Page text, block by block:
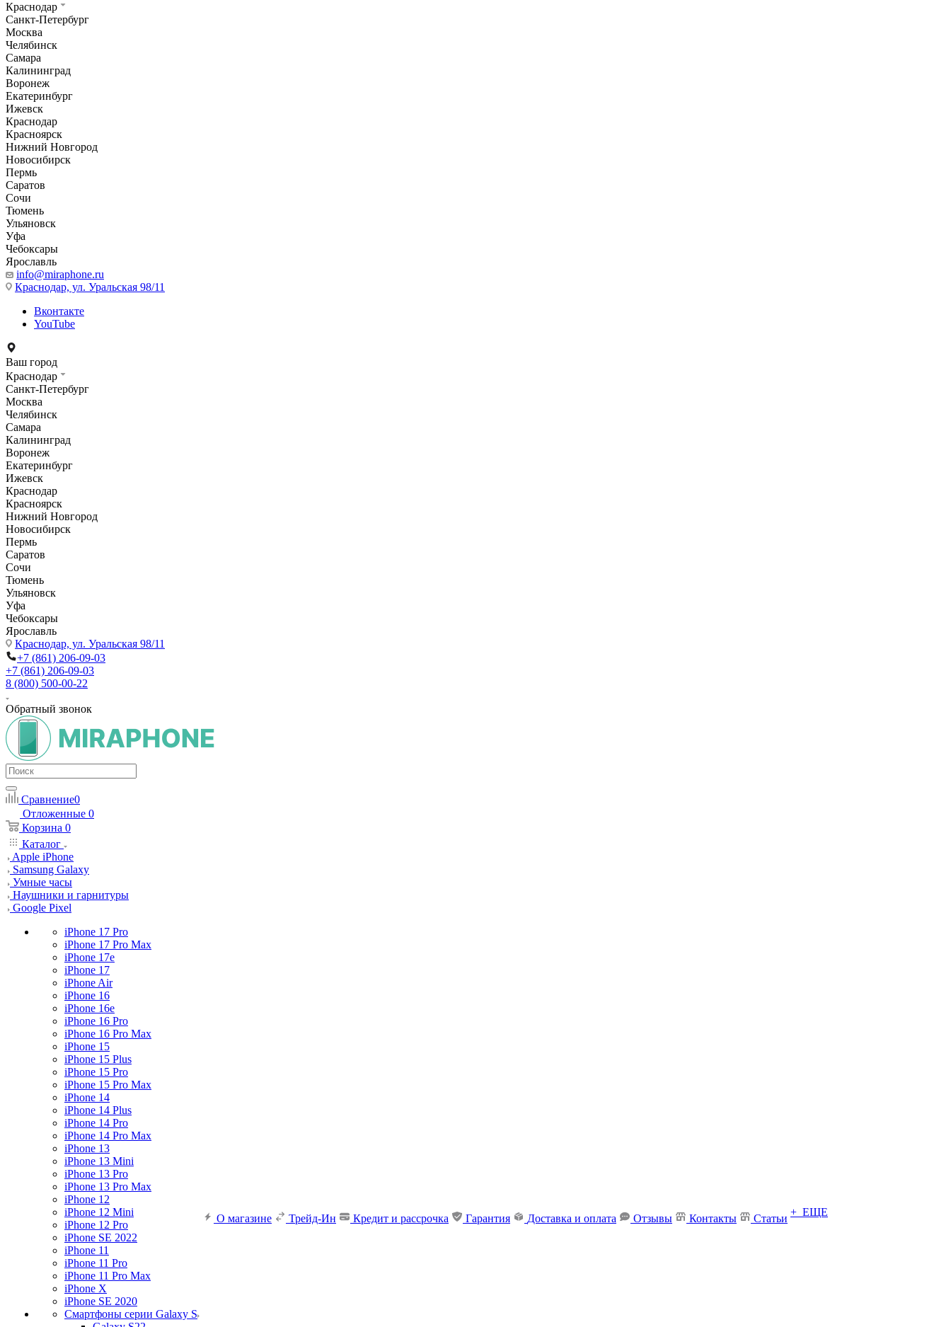
Краснодар
Санкт-Петербург
Москва
Челябинск
Самара
Калининград
Воронеж
Екатеринбург
Ижевск
Краснодар
Красноярск
Нижний Новгород
Новосибирск
Пермь
Саратов
Сочи
Тюмень
Ульяновск
Уфа
Чебоксары
Ярославль
info@miraphone.ru
Краснодар, ул. Уральская 98/11
Вконтакте
YouTube
Ваш город
Краснодар
Санкт-Петербург
Москва
Челябинск
Самара
Калининград
Воронеж
Екатеринбург
Ижевск
Краснодар
Красноярск
Нижний Новгород
Новосибирск
Пермь
Саратов
Сочи
Тюмень
Ульяновск
Уфа
Чебоксары
Ярославль
Краснодар, ул. Уральская 98/11
+7 (861) 206-09-03
+7 (861) 206-09-03
8 (800) 500-00-22
Обратный звонок
Сравнение0
Отложенные 0
Корзина 0
Каталог
Apple iPhone
Samsung Galaxy
Умные часы
Наушники и гарнитуры
Google Pixel
iPhone 17 Pro
iPhone 17 Pro Max
iPhone 17e
iPhone 17
iPhone Air
iPhone 16
iPhone 16e
iPhone 16 Pro
iPhone 16 Pro Max
iPhone 15
iPhone 15 Plus
iPhone 15 Pro
iPhone 15 Pro Max
iPhone 14
iPhone 14 Plus
iPhone 14 Pro
iPhone 14 Pro Max
iPhone 13
iPhone 13 Mini
iPhone 13 Pro
iPhone 13 Pro Max
iPhone 12
iPhone 12 Mini
iPhone 12 Pro
iPhone SE 2022
iPhone 11
iPhone 11 Pro
iPhone 11 Pro Max
iPhone X
iPhone SE 2020
Смартфоны серии Galaxy S
О магазине Трейд-Ин Кредит и рассрочка Гарантия Доставка и оплата Отзывы Контакты Статьи
+ ЕЩЕ